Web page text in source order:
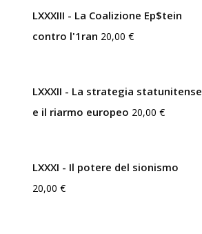
LXXXIII - La Coalizione Ep$tein
contro l'1ran 20,00 €
LXXXII - La strategia statunitense
e il riarmo europeo 20,00 €
LXXXI - Il potere del sionismo
20,00 €